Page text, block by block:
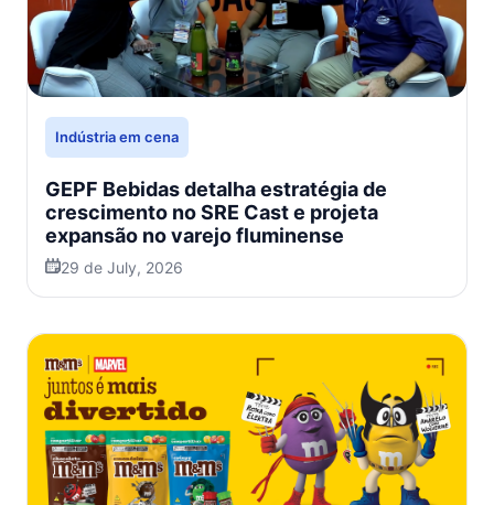
Indústria em cena
GEPF Bebidas detalha estratégia de
crescimento no SRE Cast e projeta
expansão no varejo fluminense
29 de July, 2026